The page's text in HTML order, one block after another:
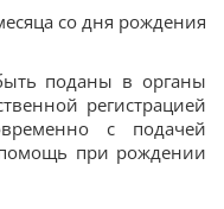
со дня рождения
поданы в органы
регистрацией
с подачей
помощь при рождении